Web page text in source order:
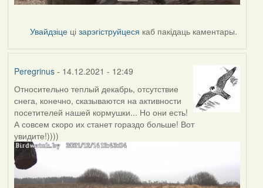
Увайдзіце цізарэгіструйцеся каб пакідаць каментары.
Peregrinus- 14.12.2021 - 12:49
Относительно теплый декабрь, отсутствие
снега, конечно, сказываются на активности
посетителей нашей кормушки... Но они есть!
А совсем скоро их станет гораздо больше! Вот
увидите!))))